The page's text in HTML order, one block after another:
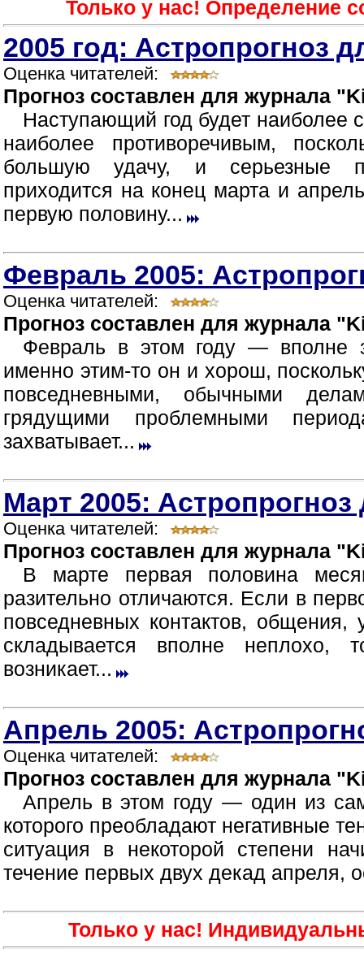
Только у нас! Определение
2005 год: Астропрогноз
Оценка читателей:
Прогноз составлен для журнала
Наступающий год будет наиболее
наиболее противоречивым,
большую удачу, и серьезные
приходится на конец марта и
первую половину...
Февраль 2005:
Оценка читателей:
Прогноз составлен для журнала
Февраль в этом году — вполне
именно этим-то он и хорош,
повседневными, обычными
грядущими проблемными
захватывает...
Март 2005: Астропрогноз
Оценка читателей:
Прогноз составлен для журнала
В марте первая половина
разительно отличаются. Если в
повседневных контактов,
складывается вполне неплохо,
возникает...
Апрель 2005:
Оценка читателей:
Прогноз составлен для журнала
Апрель в этом году — один из
которого преобладают негативные
ситуация в некоторой степени
течение первых двух декад апреля,
Только у нас!